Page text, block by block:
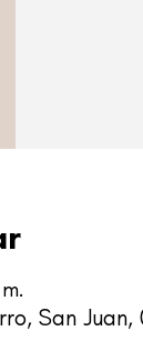
San Juan,